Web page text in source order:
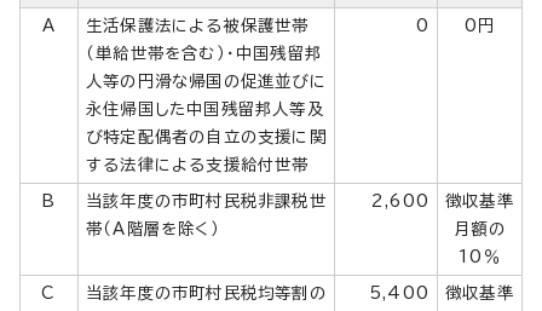
A
生活保護法による被保護世帯
（単給世帯を含む）・中国残留邦
人等の円滑な帰国の促進並びに
永住帰国した中国残留邦人等及
び特定配偶者の自立の支援に関
する法律による支援給付世帯
0 0円
B
当該年度の市町村民税非課税世
帯（A階層を除く）
2,600
徴収基準
月額の
10％
C
当該年度の市町村民税均等割の
5,400
徴収基準